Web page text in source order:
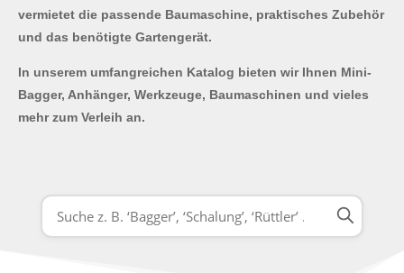
vermietet die passende Baumaschine, praktisches Zubehör
und das benötigte Gartengerät.
In unserem umfangreichen Katalog bieten wir Ihnen Mini-
Bagger, Anhänger, Werkzeuge, Baumaschinen und vieles
mehr zum Verleih an.